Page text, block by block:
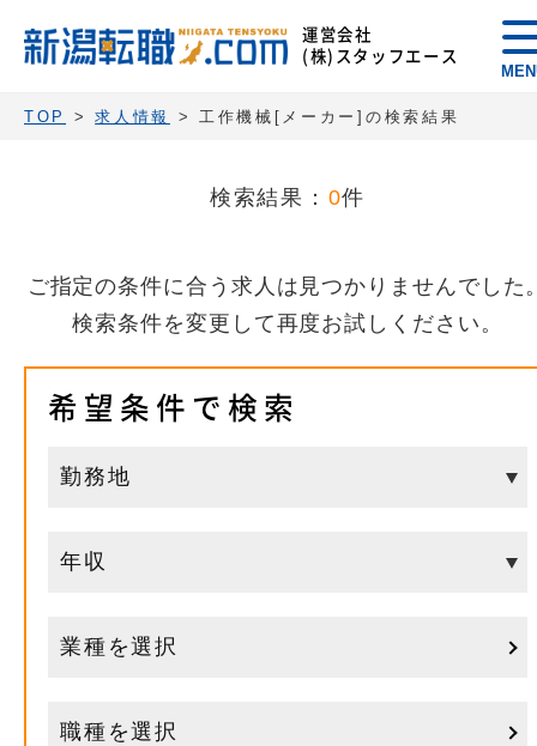
運営会社
(株)スタッフエース
TOP >求人情報 > 工作機械[メーカー]の検索結果
検索結果： 0件
ご指定の条件に合う求人は見つかりませんでした
検索条件を変更して再度お試しください。
希望条件で検索
業種を選択
職種を選択